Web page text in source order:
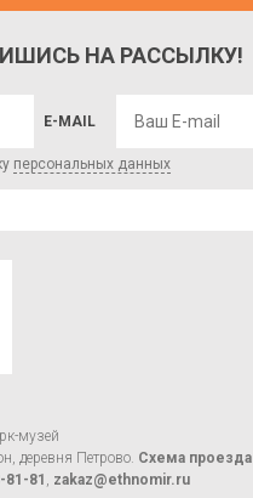
НА РАССЫЛКУ!
E-MAIL
персональных данных
музей
деревня Петрово. Схема проезда
81-81 , zakaz@ethnomir.ru